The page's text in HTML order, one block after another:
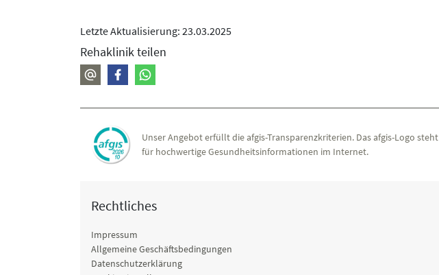
Letzte Aktualisierung: 23.03.2025
Rehaklinik teilen
Unser Angebot erfüllt die afgis-Transparenzkriterien. Das afgis-Logo steht
für hochwertige Gesundheitsinformationen im Internet.
Rechtliches
Impressum
Allgemeine Geschäftsbedingungen
Datenschutzerklärung